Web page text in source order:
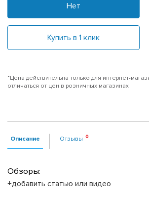
Нет
Купить в 1 клик
*Цена действительна только для интернет-
отличаться от цен в розничных магазинах
Описание Отзывы
Обзоры:
+добавить статью или видео